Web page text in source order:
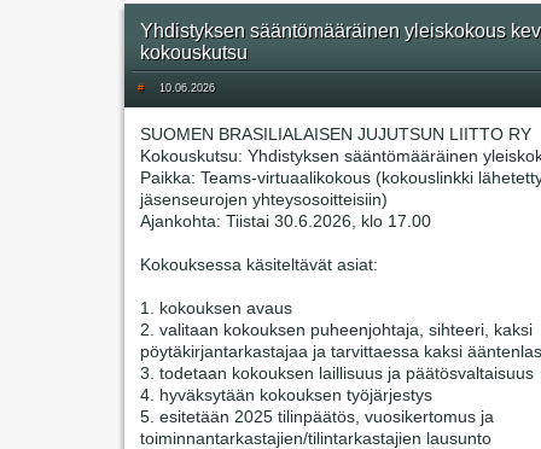
Yhdistyksen sääntömääräinen yleiskokous
kokouskutsu
# 10.06.2026
SUOMEN BRASILIALAISEN JUJUTSUN LIITTO RY
Kokouskutsu: Yhdistyksen sääntömääräinen
Paikka: Teams-virtuaalikokous (kokouslinkki
jäsenseurojen yhteysosoitteisiin)
Ajankohta: Tiistai 30.6.2026, klo 17.00
Kokouksessa käsiteltävät asiat:
1. kokouksen avaus
2. valitaan kokouksen puheenjohtaja, sihteeri, kaksi
pöytäkirjantarkastajaa ja tarvittaessa kaksi
3. todetaan kokouksen laillisuus ja päätösvaltaisuus
4. hyväksytään kokouksen työjärjestys
5. esitetään 2025 tilinpäätös, vuosikertomus ja
toiminnantarkastajien/tilintarkastajien lausunto